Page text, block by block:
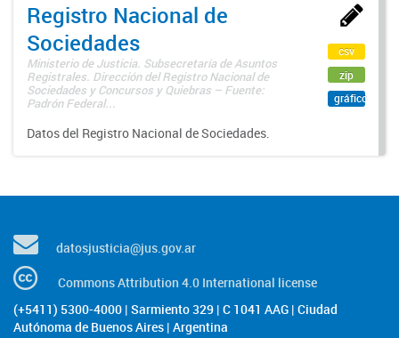
Registro Nacional de
Sociedades
Ministerio de Justicia. Subsecretaría de Asuntos
Registrales. Dirección del Registro Nacional de
Sociedades y Concursos y Quiebras – Fuente:
Padrón Federal...
Datos del Registro Nacional de Sociedades.
csv
zip
gráfico
datosjusticia@jus.gov.ar
Commons Attribution 4.0 International license
(+5411) 5300-4000 | Sarmiento 329 | C 1041 AAG | Ciudad
Autónoma de Buenos Aires | Argentina